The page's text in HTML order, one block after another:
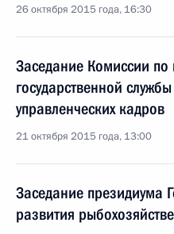
26 октября 2015 года, 16:30
Заседание Комиссии по
государственной
управленческих кадров
21 октября 2015 года, 13:00
Заседание президиума
развития